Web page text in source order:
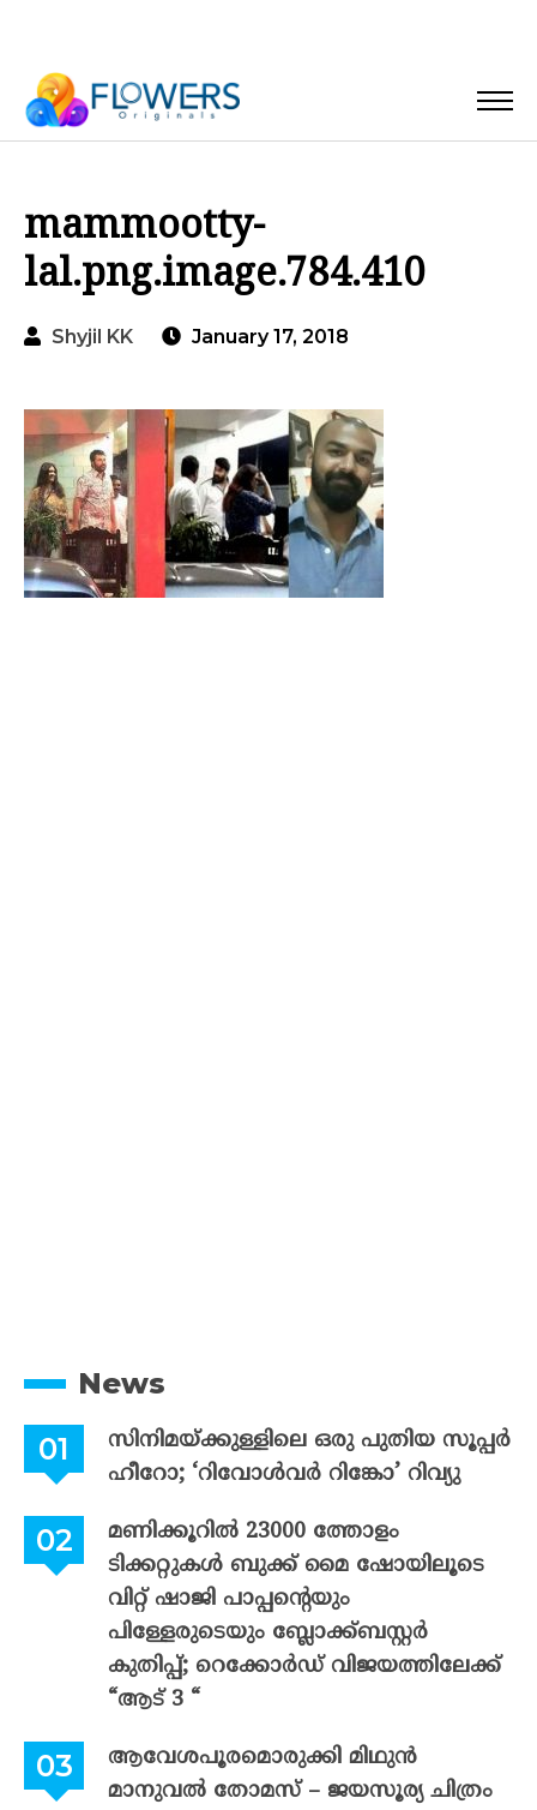
mammootty-
lal.png.image.784.410
Shyjil KK January 17, 2018
News
സിനിമയ്ക്കുള്ളിലെ ഒരു പുതിയ സൂപ്പർ
ഹീറോ; ‘റിവോൾവർ റിങ്കോ’ റിവ്യു
മണിക്കൂറിൽ 23000 ത്തോളം
ടിക്കറ്റുകൾ ബുക്ക് മൈ ഷോയിലൂടെ
വിറ്റ് ഷാജി പാപ്പന്റെയും
പിള്ളേരുടെയും ബ്ലോക്ക്ബസ്റ്റർ
കുതിപ്പ്; റെക്കോർഡ് വിജയത്തിലേക്ക്
“ആട് 3 “
ആവേശപൂരമൊരുക്കി മിഥുൻ
മാനുവൽ തോമസ് – ജയസൂര്യ ചിത്രം